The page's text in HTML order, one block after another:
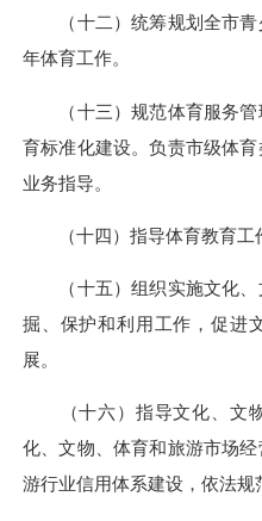
（十二）统筹规划全市青
年体育工作。
（十三）规范体育服务管
育标准化建设。负责市级体
业务指导。
（十四）指导体育教育工
（十五）组织实施文化、
掘、保护和利用工作，促进
展。
（十六）指导文化、文物
化、文物、体育和旅游市场
游行业信用体系建设，依法规